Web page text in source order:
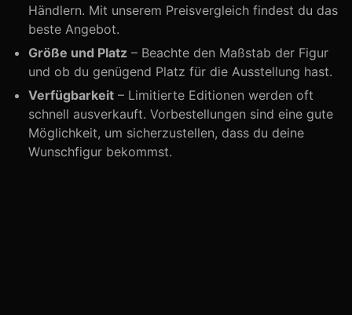
Händlern. Mit unserem Preisvergleich findest du das
beste Angebot.
Größe und Platz – Beachte den Maßstab der Figur
und ob du genügend Platz für die Ausstellung hast.
Verfügbarkeit – Limitierte Editionen werden oft
schnell ausverkauft. Vorbestellungen sind eine gute
Möglichkeit, um sicherzustellen, dass du deine
Wunschfigur bekommst.